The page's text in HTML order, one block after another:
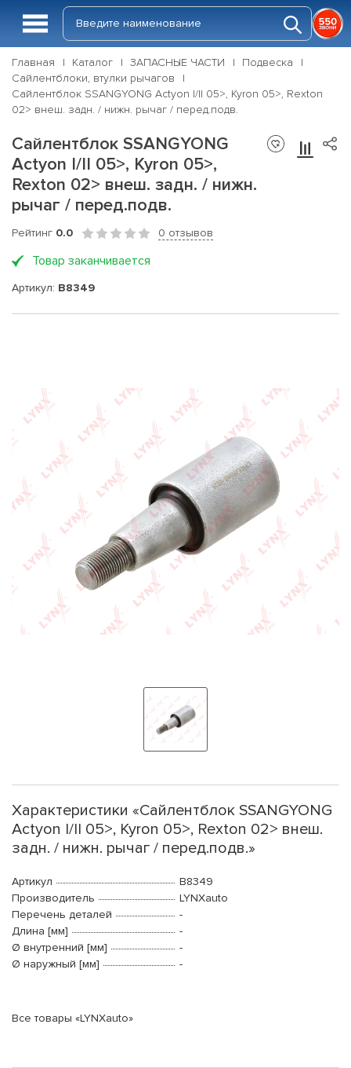
Главная Каталог ЗАПАСНЫЕ ЧАСТИ
Подвеска
Сайлентблоки, втулки рычагов
Сайлентблок SSANGYONG Actyon I/II 05>, Kyron 05>, Rexton
02> внеш. задн. / нижн. рычаг / перед.подв.
Сайлентблок SSANGYONG
Actyon I/II 05>, Kyron 05>,
Rexton 02> внеш. задн. / нижн.
рычаг / перед.подв.
Рейтинг 0.0 0 отзывов
Товар заканчивается
Артикул: B8349
Характеристики «Сайлентблок SSANGYONG
Actyon I/II 05>, Kyron 05>, Rexton 02> внеш.
задн. / нижн. рычаг / перед.подв.»
Артикул
B8349
Производитель
LYNXauto
Перечень деталей
-
Длина [мм]
-
Ø внутренний [мм]
-
Ø наружный [мм]
-
Все товары «LYNXauto»